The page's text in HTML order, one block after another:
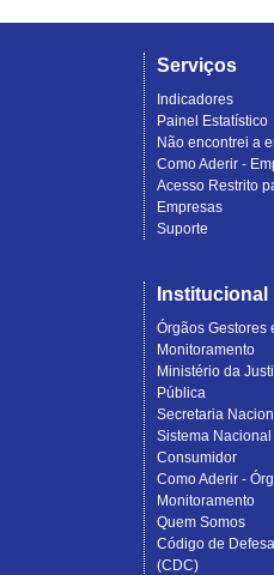
Serviços
Indicadores
Painel Estatístico
Não encontrei a
Como Aderir -
Acesso Restrito
Empresas
Suporte
Institucional
Órgãos Gestores
Monitoramento
Ministério da
Pública
Secretaria
Sistema
Consumidor
Como Aderir -
Monitoramento
Quem Somos
Código de
(CDC)